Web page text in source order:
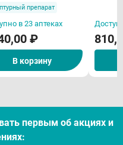
применения
препарат
в 23 аптеках
₽
В корзину
первым об акцияx и